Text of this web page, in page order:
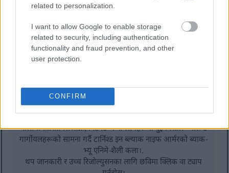
related to personalization.
I want to allow Google to enable storage
related to security, including authentication
functionality and fraud prevention, and other
user protection.
CONFIRM
नीलो-प्रकाशित सिओफ्रा एक्वेडक्ट भग्नावशेषहरूमा दुई विशाल भ्यालेन्ट
गार्गोयलहरूको सामना गर्दै टार्निश्ड इन ब्ल्याक नाइफ आर्मरको ब्याक-
भ्यू एनिमे-शैली कला।.
थप जानकारी र उच्च रिजोल्युसनका लागि छविमा क्लिक वा ट्याप